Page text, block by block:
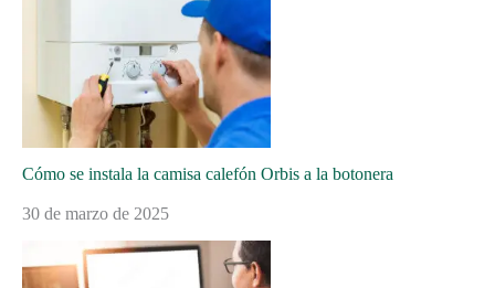
Cómo se instala la camisa calefón Orbis a la botonera
30 de marzo de 2025